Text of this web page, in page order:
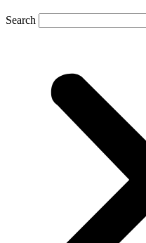
Search